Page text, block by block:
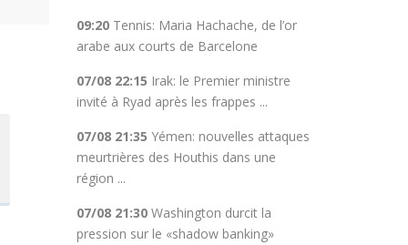
09:20Tennis: Maria Hachache, de l’or
arabe aux courts de Barcelone
07/08 22:15 Irak: le Premier ministre
invité à Ryad après les frappes ...
07/08 21:35 Yémen: nouvelles attaques
meurtrières des Houthis dans une
région ...
07/08 21:30Washington durcit la
pression sur le «shadow banking»